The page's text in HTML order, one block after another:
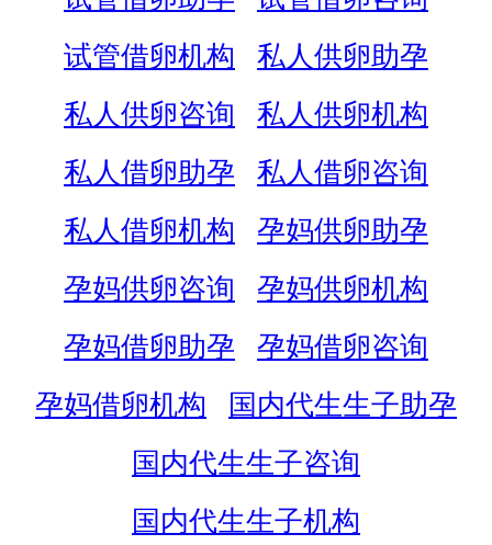
试管借卵机构
私人供卵助孕
私人供卵咨询
私人供卵机构
私人借卵助孕
私人借卵咨询
私人借卵机构
孕妈供卵助孕
孕妈供卵咨询
孕妈供卵机构
孕妈借卵助孕
孕妈借卵咨询
孕妈借卵机构
国内代生生子助孕
国内代生生子咨询
国内代生生子机构